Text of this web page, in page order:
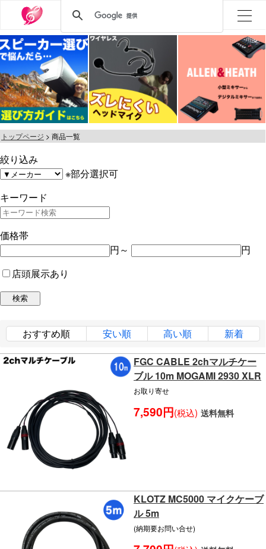
トップページ 商品一覧
絞り込み
※部分選択可
キーワード
価格帯
円～
円
店頭展示あり
おすすめ順 安い順 高い順 新着
FGC CABLE 2chマルチケー
ブル 10m MOGAMI 2930 XLR
お取り寄せ
7,590円(税込) 送料無料
KLOTZ MC5000 マイクケーブ
ル 5m
(納期要お問い合せ)